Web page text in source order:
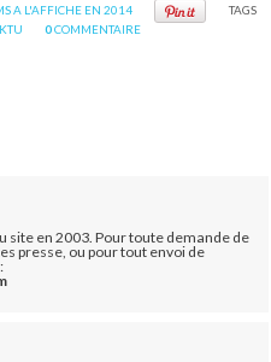
A L'AFFICHE EN 2014
TAGS
0COMMENTAIRE
site en 2003. Pour toute demande de
presse, ou pour tout envoi de